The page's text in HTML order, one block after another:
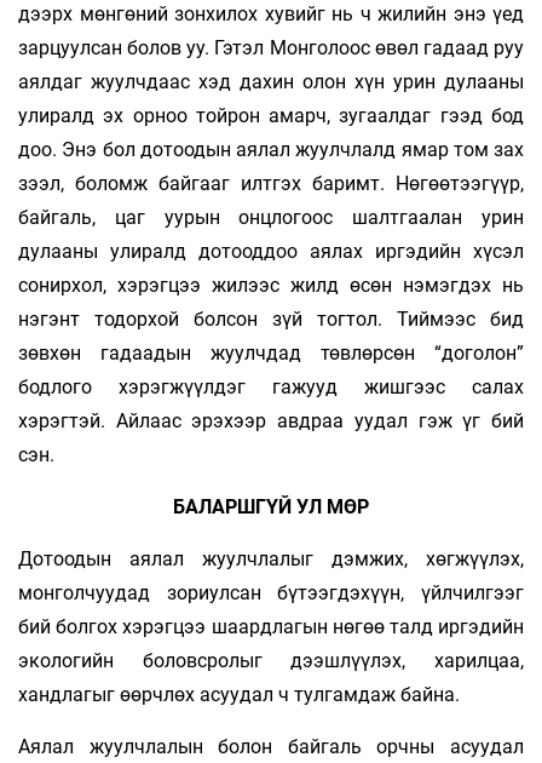
дээрх мөнгөний зонхилох хувийг нь ч жилийн энэ үед
зарцуулсан болов уу. Гэтэл Монголоос өвөл гадаад руу
аялдаг жуулчдаас хэд дахин олон хүн урин дулааны
улиралд эх орноо тойрон амарч, зугаалдаг гээд бод
доо. Энэ бол дотоодын аялал жуулчлалд ямар том зах
зээл, боломж байгааг илтгэх баримт. Нөгөөтээгүүр,
байгаль, цаг уурын онцлогоос шалтгаалан урин
дулааны улиралд дотооддоо аялах иргэдийн хүсэл
сонирхол, хэрэгцээ жилээс жилд өсөн нэмэгдэх нь
нэгэнт тодорхой болсон зүй тогтол. Тиймээс бид
зөвхөн гадаадын жуулчдад төвлөрсөн “доголон”
бодлого хэрэгжүүлдэг гажууд жишгээс салах
хэрэгтэй. Айлаас эрэхээр авдраа уудал гэж үг бий
сэн.
БАЛАРШГҮЙ УЛ МӨР
Дотоодын аялал жуулчлалыг дэмжих, хөгжүүлэх,
монголчуудад зориулсан бүтээгдэхүүн, үйлчилгээг
бий болгох хэрэгцээ шаардлагын нөгөө талд иргэдийн
экологийн боловсролыг дээшлүүлэх, харилцаа,
хандлагыг өөрчлөх асуудал ч тулгамдаж байна.
Аялал жуулчлалын болон байгаль орчны асуудал